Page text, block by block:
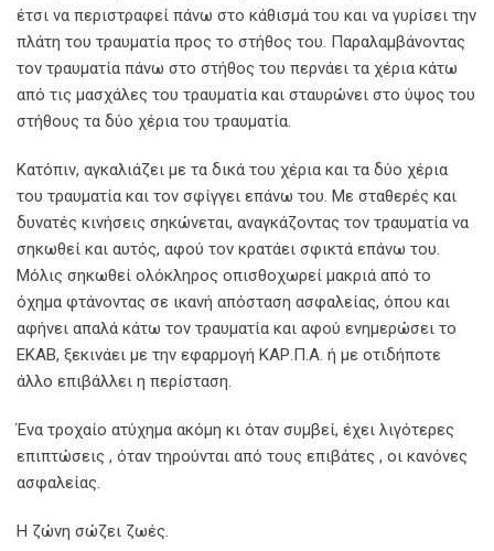
έτσι να περιστραφεί πάνω στο κάθισμά του και να γυρίσει την
πλάτη του τραυματία προς το στήθος του. Παραλαμβάνοντας
τον τραυματία πάνω στο στήθος του περνάει τα χέρια κάτω
από τις μασχάλες του τραυματία και σταυρώνει στο ύψος του
στήθους τα δύο χέρια του τραυματία.
Κατόπιν, αγκαλιάζει με τα δικά του χέρια και τα δύο χέρια
του τραυματία και τον σφίγγει επάνω του. Με σταθερές και
δυνατές κινήσεις σηκώνεται, αναγκάζοντας τον τραυματία να
σηκωθεί και αυτός, αφού τον κρατάει σφικτά επάνω του.
Μόλις σηκωθεί ολόκληρος οπισθοχωρεί μακριά από το
όχημα φτάνοντας σε ικανή απόσταση ασφαλείας, όπου και
αφήνει απαλά κάτω τον τραυματία και αφού ενημερώσει το
ΕΚΑΒ, ξεκινάει με την εφαρμογή ΚΑΡ.Π.Α. ή με οτιδήποτε
άλλο επιβάλλει η περίσταση.
Ένα τροχαίο ατύχημα ακόμη κι όταν συμβεί, έχει λιγότερες
επιπτώσεις , όταν τηρούνται από τους επιβάτες , οι κανόνες
ασφαλείας.
Η ζώνη σώζει ζωές.